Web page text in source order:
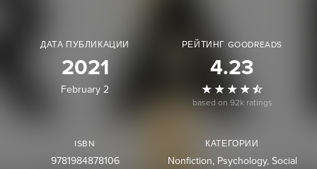
ДАТА ПУБЛИКАЦИИ
2021
February 2
РЕЙТИНГ GOODREADS
4.23
based on 92k ratings
ISBN
9781984878106
КАТЕГОРИИ
Nonfiction Psychology Social